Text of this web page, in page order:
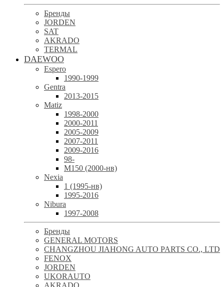
Бренды
JORDEN
SAT
AKRADO
TERMAL
DAEWOO
Espero
1990-1999
Gentra
2013-2015
Matiz
1998-2000
2000-2011
2005-2009
2007-2011
2009-2016
98-
М150 (2000-нв)
Nexia
1 (1995-нв)
1995-2016
Nibura
1997-2008
Бренды
GENERAL MOTORS
CHANGZHOU JIAHONG AUTO PARTS CO., LTD
FENOX
JORDEN
UKORAUTO
AKRADO